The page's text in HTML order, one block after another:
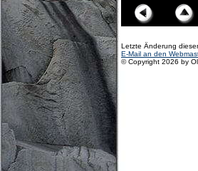
Letzte Änderung
E-Mail an den
© Copyright 2026 by